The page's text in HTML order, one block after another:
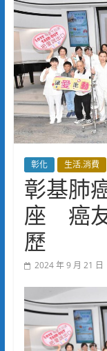
彰化 生活.消費
彰基肺
座 癌
歷
2024 年 9 月 21 日